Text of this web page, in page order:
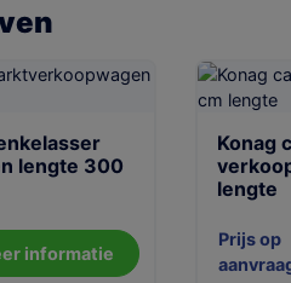
lengte 300
informatie
Konag
lengte
Prijs op